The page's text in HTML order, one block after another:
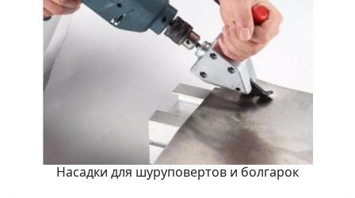
Насадки для шуруповертов и болгарок